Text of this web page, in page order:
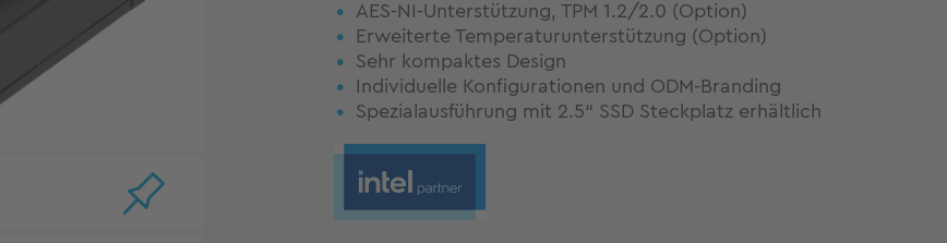
AES-NI-Unterstützung, TPM 1.2/2.0 (Option)
Erweiterte Temperaturunterstützung (Option)
Sehr kompaktes Design
Individuelle Konfigurationen und ODM-Branding
Spezialausführung mit 2.5“ SSD Steckplatz erhältlich